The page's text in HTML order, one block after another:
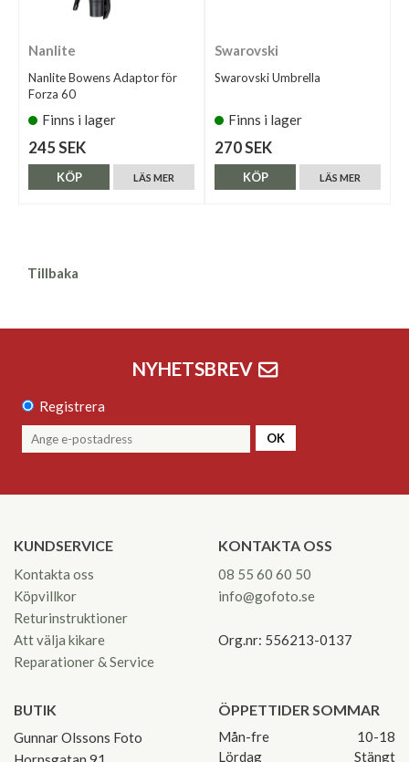
Nanlite
Nanlite Bowens Adaptor för
Forza 60
Finns i lager
245 SEK
LÄS MER
KÖP
Swarovski
Swarovski Umbrella
Finns i lager
270 SEK
LÄS MER
KÖP
Tillbaka
NYHETSBREV
Registrera
OK
KUNDSERVICE
Kontakta oss
Köpvillkor
Returinstruktioner
Att välja kikare
Reparationer & Service
KONTAKTA OSS
08 55 60 60 50
info@gofoto.se
Org.nr: 556213-0137
BUTIK
Gunnar Olssons Foto
ÖPPETTIDER SOMMAR
Mån-fre
10-18
Lördag
Stängt